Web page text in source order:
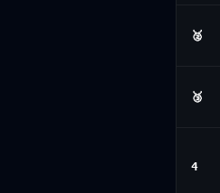
🥈
🥉
4